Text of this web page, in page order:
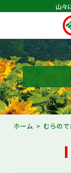
山々
ホーム
むらのできごと
むらのプロフ
くらしの情報
ホーム むらの